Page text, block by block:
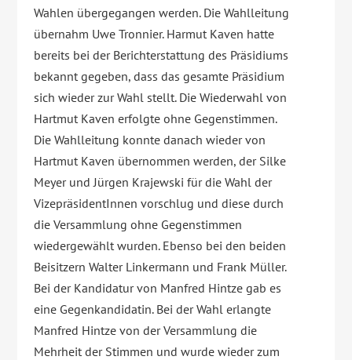
Wahlen übergegangen werden. Die Wahlleitung
übernahm Uwe Tronnier. Harmut Kaven hatte
bereits bei der Berichterstattung des Präsidiums
bekannt gegeben, dass das gesamte Präsidium
sich wieder zur Wahl stellt. Die Wiederwahl von
Hartmut Kaven erfolgte ohne Gegenstimmen.
Die Wahlleitung konnte danach wieder von
Hartmut Kaven übernommen werden, der Silke
Meyer und Jürgen Krajewski für die Wahl der
VizepräsidentInnen vorschlug und diese durch
die Versammlung ohne Gegenstimmen
wiedergewählt wurden. Ebenso bei den beiden
Beisitzern Walter Linkermann und Frank Müller.
Bei der Kandidatur von Manfred Hintze gab es
eine Gegenkandidatin. Bei der Wahl erlangte
Manfred Hintze von der Versammlung die
Mehrheit der Stimmen und wurde wieder zum